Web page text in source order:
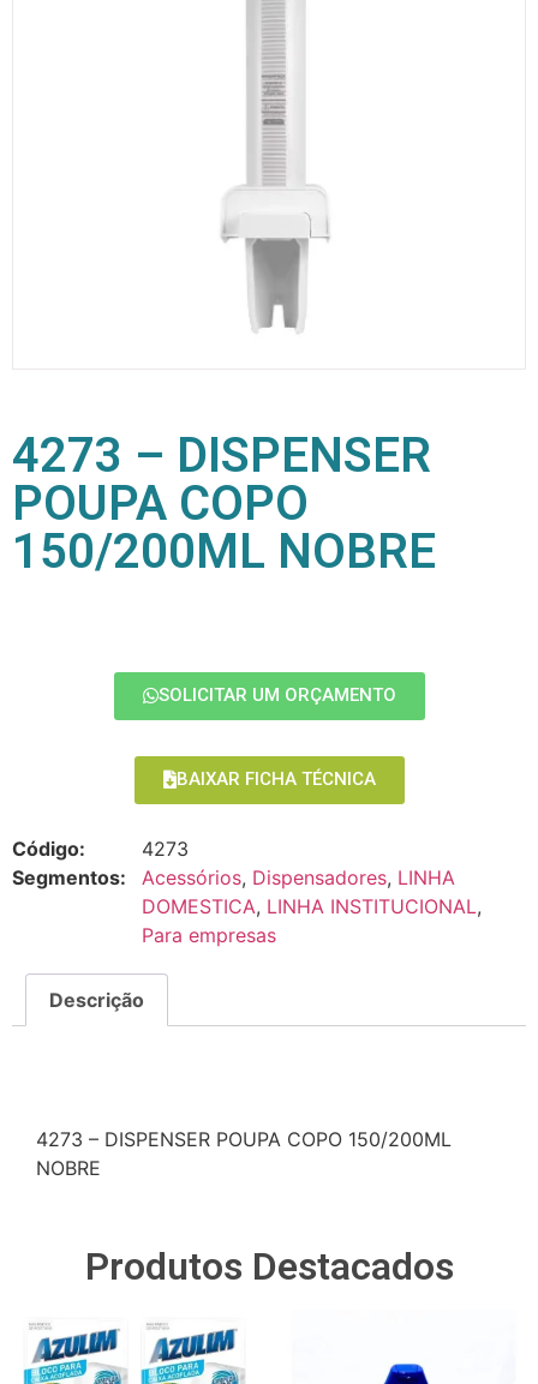
4273 – DISPENSER
POUPA COPO
150/200ML NOBRE
SOLICITAR UM ORÇAMENTO
BAIXAR FICHA TÉCNICA
Código:
4273
Segmentos:
Acessórios, Dispensadores, LINHA
DOMESTICA, LINHA INSTITUCIONAL,
Para empresas
Descrição
4273 – DISPENSER POUPA COPO 150/200ML
NOBRE
Produtos Destacados